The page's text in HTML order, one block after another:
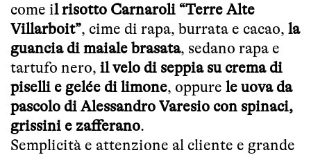
come il risotto Carnaroli “Terre Alte
Villarboit”, cime di rapa, burrata e cacao, la
guancia di maiale brasata, sedano rapa e
tartufo nero, il velo di seppia su crema di
piselli e gelée di limone, oppure le uova da
pascolo di Alessandro Varesio con spinaci,
grissini e zafferano.
Semplicità e attenzione al cliente e grande